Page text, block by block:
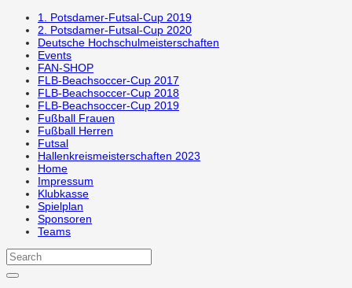
1. Potsdamer-Futsal-Cup 2019
2. Potsdamer-Futsal-Cup 2020
Deutsche Hochschulmeisterschaften
Events
FAN-SHOP
FLB-Beachsoccer-Cup 2017
FLB-Beachsoccer-Cup 2018
FLB-Beachsoccer-Cup 2019
Fußball Frauen
Fußball Herren
Futsal
Hallenkreismeisterschaften 2023
Home
Impressum
Klubkasse
Spielplan
Sponsoren
Teams